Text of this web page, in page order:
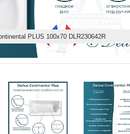
PLUS 100х70 DLR230642R